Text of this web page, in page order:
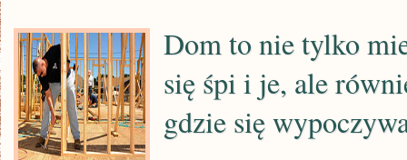
Dom to nie tylko
się śpi i je, ale
gdzie się